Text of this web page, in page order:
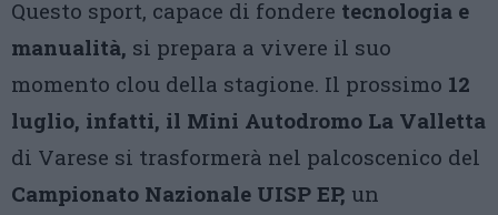
Questo sport, capace di fondere tecnologia e
manualità, si prepara a vivere il suo
momento clou della stagione. Il prossimo 12
luglio, infatti, il Mini Autodromo La Valletta
di Varese si trasformerà nel palcoscenico del
Campionato Nazionale UISP EP, un